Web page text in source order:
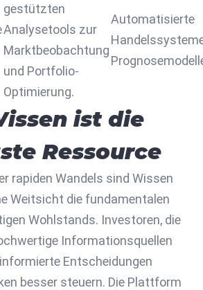
gestützten
Analysetools zur
Marktbeobachtung
und Portfolio-
Optimierung.
Automatisierte
ist die
Ressource
rapiden Wandels sind Wissen
Weitsicht die fundamentalen
Wohlstands. Investoren, die
Informationsquellen
Entscheidungen
besser steuern. Die Plattform